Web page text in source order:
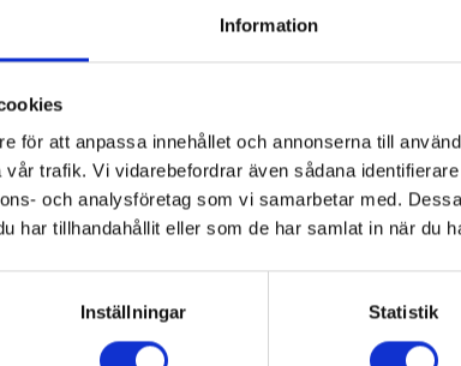
Information
för att anpassa innehållet och annonserna till
trafik. Vi vidarebefordrar även sådana
och analysföretag som vi samarbetar med.
har tillhandahållit eller som de har samlat in när du
Inställningar Statistik
M Series, vilken
uppges som inkludera
värmepumpar.
koncept som ska göra det
lösningar, inklusive AiO-
Som köldmedium
kan användas som
Panasonic sger ocksp
extrem kyla, ner till -28
KALENDER
23 Aug, 2026
17th IIR-Gustav
Hamilton, Nya
17 Sep, 2026
Markaryd, Sverige